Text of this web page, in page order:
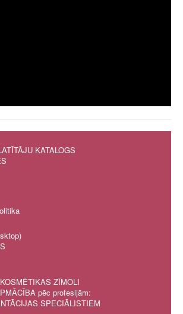
KATALOGS
ZĪMOLI
pēc profesijām:
SPECIĀLISTIEM